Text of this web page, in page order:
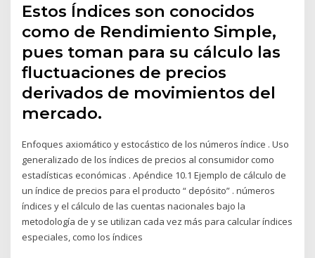
Estos Índices son conocidos
como de Rendimiento Simple,
pues toman para su cálculo las
fluctuaciones de precios
derivados de movimientos del
mercado.
Enfoques axiomático y estocástico de los números índice . Uso
generalizado de los índices de precios al consumidor como
estadísticas económicas . Apéndice 10.1 Ejemplo de cálculo de
un índice de precios para el producto “ depósito” . números
índices y el cálculo de las cuentas nacionales bajo la
metodología de y se utilizan cada vez más para calcular índices
especiales, como los índices